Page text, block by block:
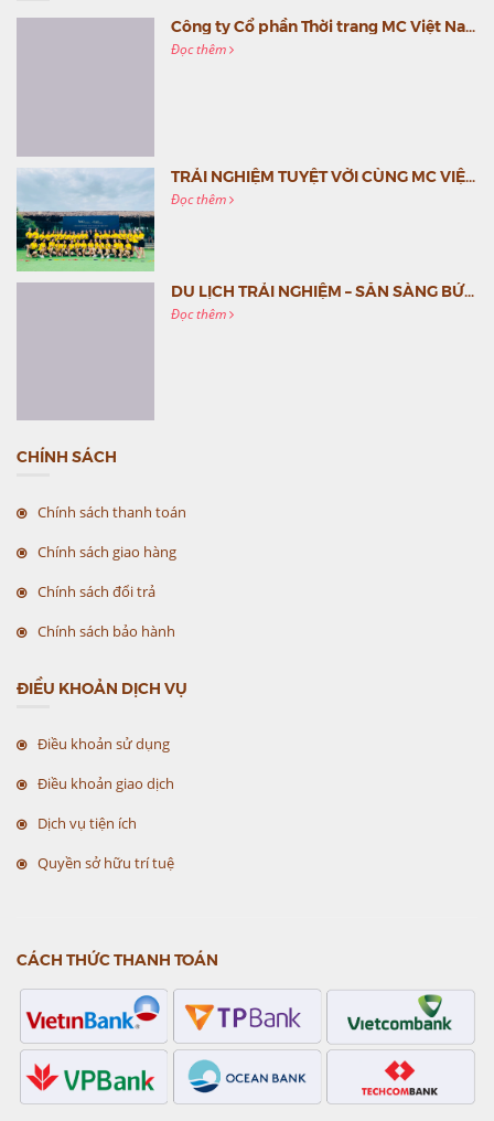
Công ty Cổ phần Thời trang MC Việt Nam (MC Fashion) tổ chức Gala mừng sinh nhật lần thứ 9
Đọc thêm
TRẢI NGHIỆM TUYỆT VỜI CÙNG MC VIỆT NAM
Đọc thêm
DU LỊCH TRẢI NGHIỆM – SẴN SÀNG BỨT PHÁ CÙNG MC VIỆT NAM
Đọc thêm
CHÍNH SÁCH
Chính sách thanh toán
Chính sách giao hàng
Chính sách đổi trả
Chính sách bảo hành
ĐIỀU KHOẢN DỊCH VỤ
Điều khoản sử dụng
Điều khoản giao dịch
Dịch vụ tiện ích
Quyền sở hữu trí tuệ
CÁCH THỨC THANH TOÁN